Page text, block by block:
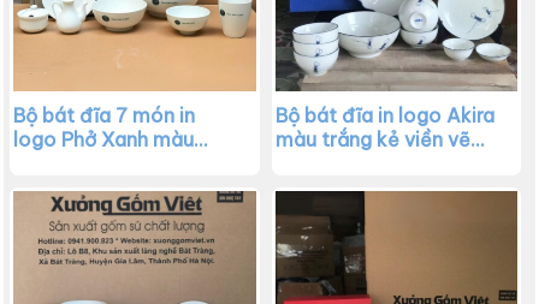
Bộ bát đĩa 7 món in
logo Phở Xanh màu
Bộ bát đĩa in logo Akira
màu trắng kẻ viền vẽ